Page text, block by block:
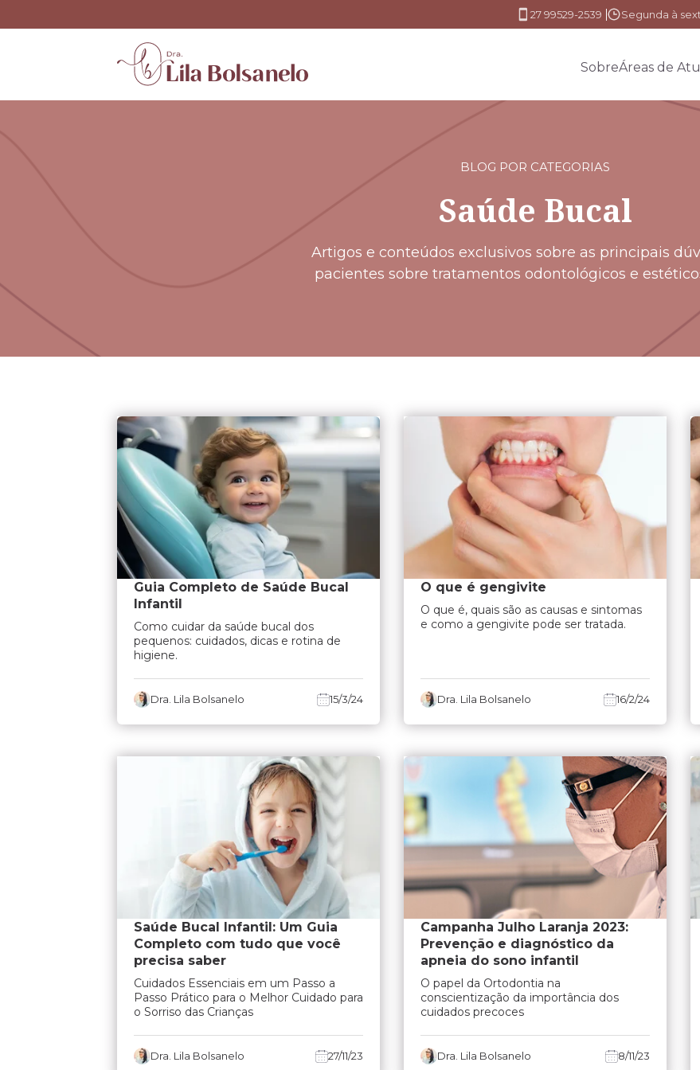
27 99529-2539 Segunda à
SobreÁreas de
BLOG POR CATEGORIAS
Saúde Bucal
Artigos e conteúdos exclusivos sobre as principais
pacientes sobre tratamentos odontológicos e
Guia Completo de Saúde Bucal
Infantil
Como cuidar da saúde bucal dos
pequenos: cuidados, dicas e rotina de
higiene.
Dra. Lila Bolsanelo 15/3/24
O que é gengivite
O que é, quais são as causas e sintomas
e como a gengivite pode ser tratada.
Dra. Lila Bolsanelo 16/2/24
Saúde Bucal Infantil: Um Guia
Completo com tudo que você
precisa saber
Cuidados Essenciais em um Passo a
Passo Prático para o Melhor Cuidado para
o Sorriso das Crianças
Dra. Lila Bolsanelo 27/11/23
Campanha Julho Laranja 2023:
Prevenção e diagnóstico da
apneia do sono infantil
O papel da Ortodontia na
conscientização da importância dos
cuidados precoces
Dra. Lila Bolsanelo 8/11/23